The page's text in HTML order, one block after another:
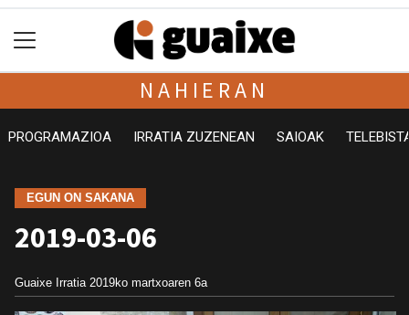
NAHIERAN
PROGRAMAZIOA IRRATIA ZUZENEAN SAIOAK
EGUN ON SAKANA
2019-03-06
Guaixe Irratia 2019ko martxoaren 6a